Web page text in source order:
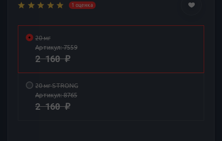
1 оценка
20 мг
Артикул:7559
2 160₽
20 мг STRONG
Артикул:8765
2 160₽